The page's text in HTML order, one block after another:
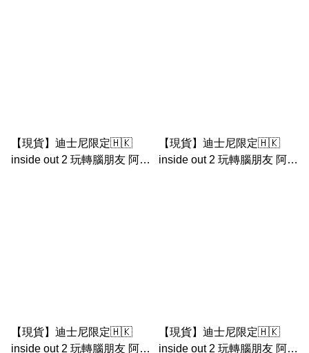
【現貨】迪士尼限定🇭🇰
inside out 2 玩轉腦朋友 阿愁
【現貨】迪士尼限定🇭🇰
inside out 2 玩轉腦朋友 阿厭
【現貨】迪士尼限定🇭🇰
inside out 2 玩轉腦朋友 阿愁
【現貨】迪士尼限定🇭🇰
inside out 2 玩轉腦朋友 阿尷